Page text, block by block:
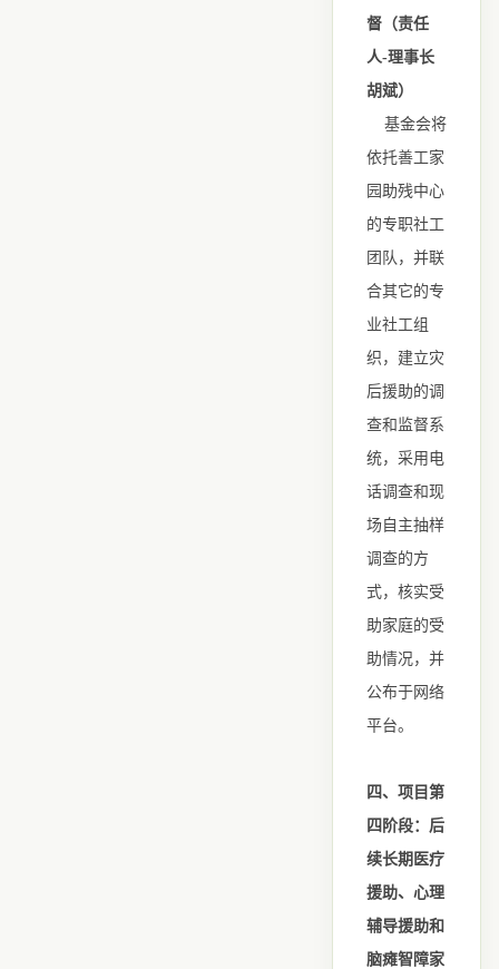
督（责任
人-理事长
胡斌）
基金会将
依托善工家
园助残中心
的专职社工
团队，并联
合其它的专
业社工组
织，建立灾
后援助的调
查和监督系
统，采用电
话调查和现
场自主抽样
调查的方
式，核实受
助家庭的受
助情况，并
公布于网络
平台。
四、项目第
四阶段：后
续长期医疗
援助、心理
辅导援助和
脑瘫智障家